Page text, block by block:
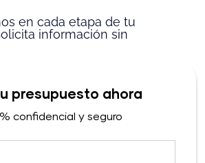
en cada etapa de tu
información sin
presupuesto ahora
confidencial y seguro